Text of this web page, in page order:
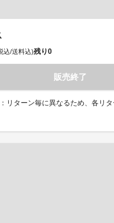
込/送料込)残り0
販売終了
リターン毎に異なるため、各リ